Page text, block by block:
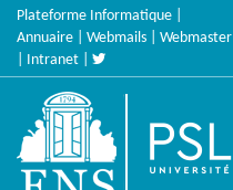
Accèder
directement
Plateforme Informatique
Annuaire
Webmails
Webmaster
Intranet